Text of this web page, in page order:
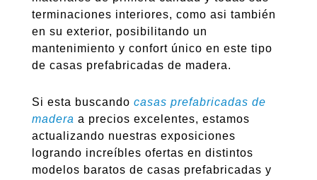
terminaciones interiores, como asi también
en su exterior, posibilitando un
mantenimiento y confort único en este tipo
de casas prefabricadas de madera.
Si esta buscando casas prefabricadas de
madera a precios excelentes, estamos
actualizando nuestras exposiciones
logrando increíbles ofertas en distintos
modelos baratos de casas prefabricadas y